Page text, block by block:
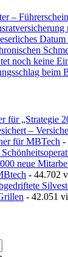
–
noch keine
beim
für „Strategie
–
für MBTech -
neue
- 44.702
- 42.051